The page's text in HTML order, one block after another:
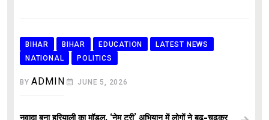
BIHAR BIHAR EDUCATION
LATEST NEWS
NATIONAL
POLITICS
BYADMIN JUNE 5, 2026
नवादा बना हरियाली का मॉडल, ‘नेम ट्री’ अभियान में लोगों ने बढ़-चढ़कर